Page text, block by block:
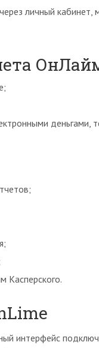
личный кабинет,
деньгами,
Касперского.
интерфейс